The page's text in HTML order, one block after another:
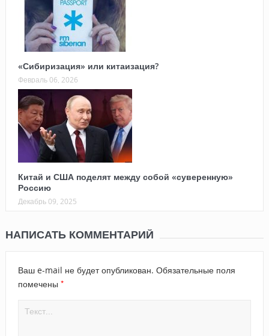
«Сибиризация» или китаизация?
Февраль 06, 2026
Китай и США поделят между собой «суверенную»
Россию
Декабрь 09, 2025
НАПИСАТЬ КОММЕНТАРИЙ
Ваш e-mail не будет опубликован. Обязательные поля
помечены *